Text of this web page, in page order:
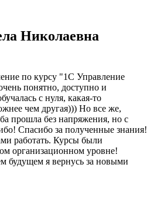
Николаевна
по курсу "1С Управление
понятно, доступно и
с нуля, какая-то
чем другая))) Но все же,
прошла без напряжения, но с
Спасибо за полученные знания!
работать. Курсы были
организационном уровне!
будущем я вернусь за новыми